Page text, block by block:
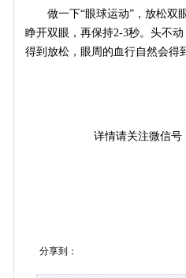
做一下“眼球运动”，放松双眼
睁开双眼，再保持2-3秒。头不
得到放松，眼周的血行自然会得
详情请关注微信号
分享到：